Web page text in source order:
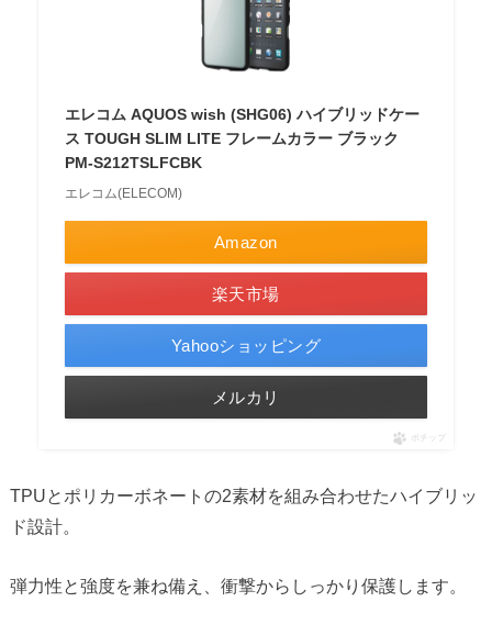
エレコム AQUOS wish (SHG06) ハイブリッドケー
ス TOUGH SLIM LITE フレームカラー ブラック
PM-S212TSLFCBK
エレコム(ELECOM)
Amazon
楽天市場
Yahooショッピング
メルカリ
ポチップ
TPUとポリカーボネートの2素材を組み合わせたハイブリッ
ド設計。
弾力性と強度を兼ね備え、衝撃からしっかり保護します。